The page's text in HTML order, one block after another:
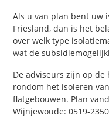
Als u van plan bent uw
Friesland, dan is het
over welk type
wat de
De adviseurs zijn op de
rondom het isoleren
flatgebouwen. Plan
Wijnjewoude: 0519-